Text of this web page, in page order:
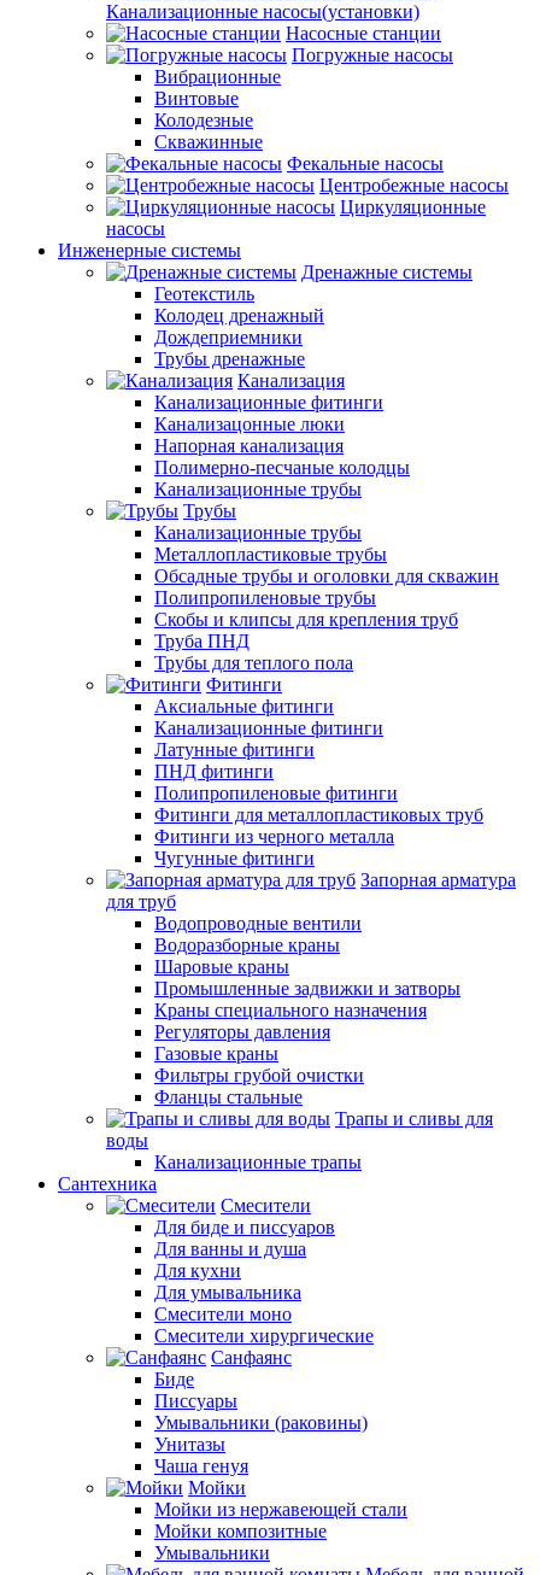
Канализационные насосы(установки)
Насосные станции
Погружные насосы
Вибрационные
Винтовые
Колодезные
Скважинные
Фекальные насосы
Центробежные насосы
Циркуляционные
насосы
Инженерные системы
Дренажные системы
Геотекстиль
Колодец дренажный
Дождеприемники
Трубы дренажные
Канализация
Канализационные фитинги
Канализацонные люки
Напорная канализация
Полимерно-песчаные колодцы
Канализационные трубы
Трубы
Канализационные трубы
Металлопластиковые трубы
Обсадные трубы и оголовки для скважин
Полипропиленовые трубы
Скобы и клипсы для крепления труб
Труба ПНД
Трубы для теплого пола
Фитинги
Аксиальные фитинги
Канализационные фитинги
Латунные фитинги
ПНД фитинги
Полипропиленовые фитинги
Фитинги для металлопластиковых труб
Фитинги из черного металла
Чугунные фитинги
Запорная арматура
для труб
Водопроводные вентили
Водоразборные краны
Шаровые краны
Промышленные задвижки и затворы
Краны специального назначения
Регуляторы давления
Газовые краны
Фильтры грубой очистки
Фланцы стальные
Трапы и сливы для
воды
Канализационные трапы
Сантехника
Смесители
Для биде и писсуаров
Для ванны и душа
Для кухни
Для умывальника
Смесители моно
Смесители хирургические
Санфаянс
Биде
Писсуары
Умывальники (раковины)
Унитазы
Чаша генуя
Мойки
Мойки из нержавеющей стали
Мойки композитные
Умывальники